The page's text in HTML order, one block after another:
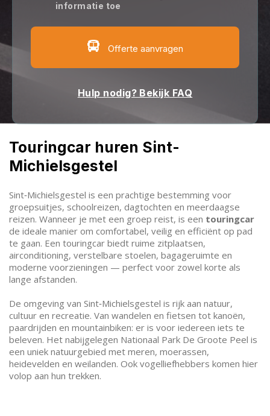
informatie toe
Offerte aanvragen
Hulp nodig? Bekijk FAQ
Touringcar huren Sint-
Michielsgestel
Sint‑Michielsgestel is een prachtige bestemming voor
groepsuitjes, schoolreizen, dagtochten en meerdaagse
reizen. Wanneer je met een groep reist, is een touringcar
de ideale manier om comfortabel, veilig en efficiënt op pad
te gaan. Een touringcar biedt ruime zitplaatsen,
airconditioning, verstelbare stoelen, bagageruimte en
moderne voorzieningen — perfect voor zowel korte als
lange afstanden.
De omgeving van Sint‑Michielsgestel is rijk aan natuur,
cultuur en recreatie. Van wandelen en fietsen tot kanoën,
paardrijden en mountainbiken: er is voor iedereen iets te
beleven. Het nabijgelegen Nationaal Park De Groote Peel is
een uniek natuurgebied met meren, moerassen,
heidevelden en weilanden. Ook vogelliefhebbers komen hier
volop aan hun trekken.